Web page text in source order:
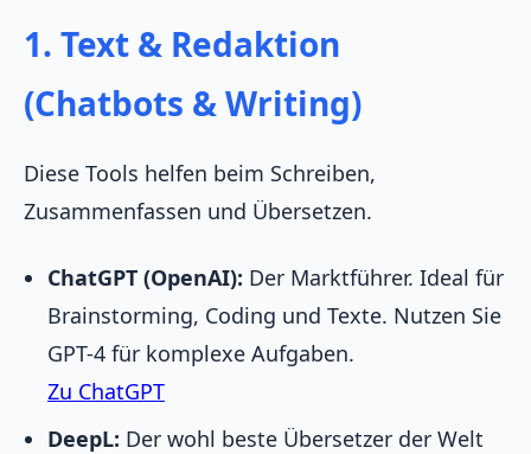
1. Text & Redaktion
(Chatbots & Writing)
Diese Tools helfen beim Schreiben,
Zusammenfassen und Übersetzen.
ChatGPT (OpenAI): Der Marktführer. Ideal für
Brainstorming, Coding und Texte. Nutzen Sie
GPT-4 für komplexe Aufgaben.
Zu ChatGPT
DeepL: Der wohl beste Übersetzer der Welt